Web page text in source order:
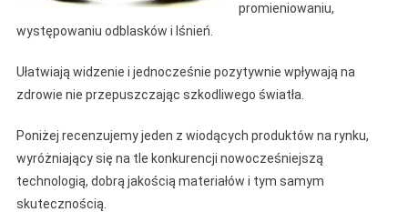
promieniowaniu,
występowaniu odblasków i lśnień.
Ułatwiają widzenie i jednocześnie pozytywnie wpływają na
zdrowie nie przepuszczając szkodliwego światła.
Poniżej recenzujemy jeden z wiodących produktów na rynku,
wyróżniający się na tle konkurencji nowocześniejszą
technologią, dobrą jakością materiałów i tym samym
skutecznością.